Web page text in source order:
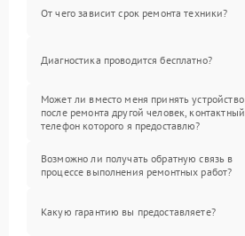
От чего зависит срок ремонта техники?
Диагностика проводится бесплатно?
Может ли вместо меня принять устройство
после ремонта другой человек, контактный
телефон которого я предоставлю?
Возможно ли получать обратную связь в
процессе выполнения ремонтных работ?
Какую гарантию вы предоставляете?